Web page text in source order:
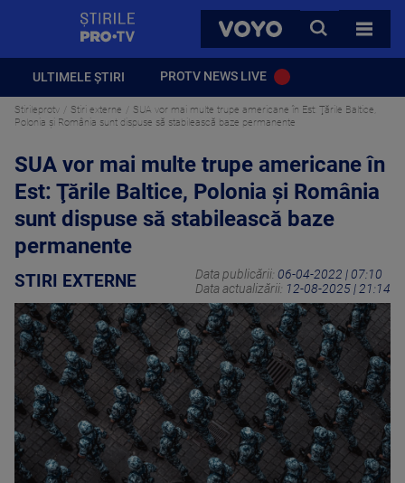
VOYO
CAUTA
TOATE
ULTIMELE ȘTIRI PROTV NEWS LIVE
Stirileprotv Stiri externe
SUA vor mai multe trupe americane în Est: Ţările Baltice,
Polonia şi România sunt dispuse să stabilească baze permanente
SUA vor mai multe trupe americane în
Est: Ţările Baltice, Polonia şi România
sunt dispuse să stabilească baze
permanente
STIRI EXTERNE Data publicării: 06-04-2022 | 07:10
Data actualizării: 12-08-2025 | 21:14